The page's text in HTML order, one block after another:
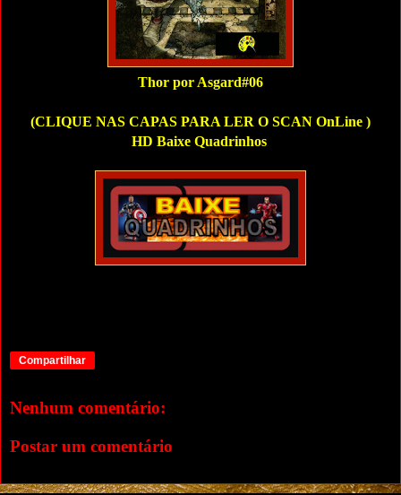
Thor por Asgard#06
(CLIQUE NAS CAPAS PARA LER O SCAN OnLine )
HD Baixe Quadrinhos
Compartilhar
Nenhum comentário:
Postar um comentário